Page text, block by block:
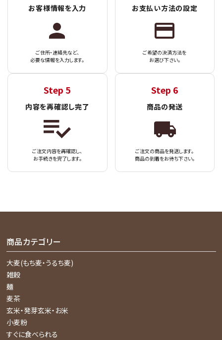
お客様情報を入力
ご住所・連絡先など、
必要な情報を入力します。
お支払い方法の設定
ご希望の決済方法を
お選び下さい。
Step 5
内容を再確認し完了
ご注文内容を再確認し、
お手続きを完了します。
Step 6
商品の発送
ご注文の商品を発送します。
商品の到着をお待ち下さい。
商品カテゴリー
大麦(もち麦・うるち麦)
雑穀
麺
麦茶
玄米・発芽玄米・お米
小麦粉
すぐに食べられる